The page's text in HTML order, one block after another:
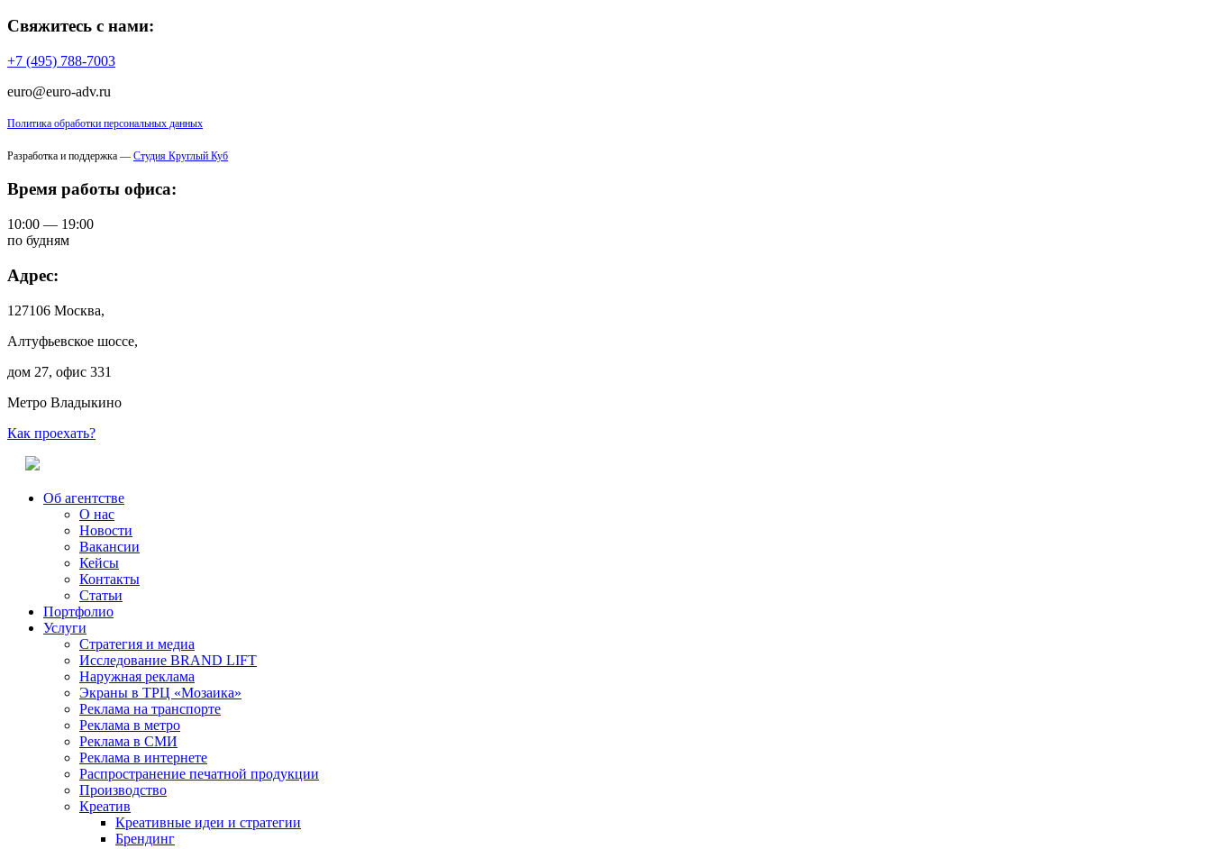
Свяжитесь с нами:
+7 (495) 788-7003
euro@euro-adv.ru
Политика обработки персональных данных
Разработка и поддержка — Студия Круглый Куб
Время работы офиса:
10:00 — 19:00
по будням
Адрес:
127106 Москва,
Алтуфьевское шоссе,
дом 27, офис 331
Метро Владыкино
Как проехать?
Об агентстве
О нас
Новости
Вакансии
Кейсы
Контакты
Статьи
Портфолио
Услуги
Стратегия и медиа
Исследование BRAND LIFT
Наружная реклама
Экраны в ТРЦ «Мозаика»
Реклама на транспорте
Реклама в метро
Реклама в СМИ
Реклама в интернете
Распространение печатной продукции
Производство
Креатив
Креативные идеи и стратегии
Брендинг